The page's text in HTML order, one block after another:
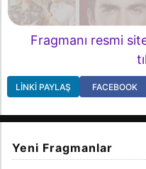
Fragmanı resmi
LINKI PAYLAŞ FACEBOOK
Yeni Fragmanlar